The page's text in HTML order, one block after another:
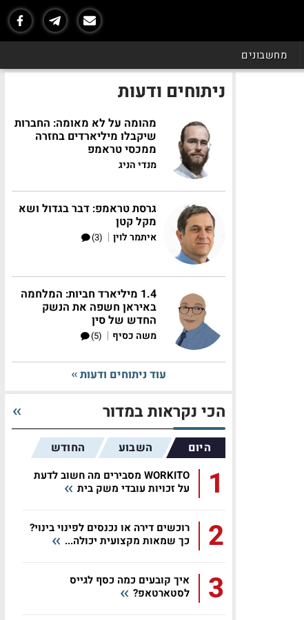
מחשבונים
ניתוחים ודעות
מהומה על לא מאומה: החברות
שיקבלו מיליארדים בחזרה
ממכסי טראמפ
מנדי הניג
גרסת טראמפ: דבר בגדול ושא
מקל קטן
איתמר לוין |
(3)
1.4 מיליארד חביות: המלחמה
באיראן חשפה את הנשק
החדש של סין
משה כסיף |
(5)
עוד ניתוחים ודעות
הכי נקראות במדור
היום השבוע החודש
1
WORKITO מסבירים מה חשוב לדעת
על זכויות עובדי משק בית
2
רוכשים דירה או נכנסים לפינוי בינוי?
כך שמאות מקצועית יכולה...
3
איך קובעים כמה כסף לגייס
לסטארטאפ?